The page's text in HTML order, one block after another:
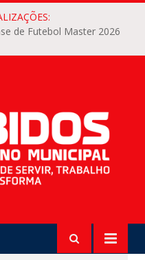
de Futebol Master 2026